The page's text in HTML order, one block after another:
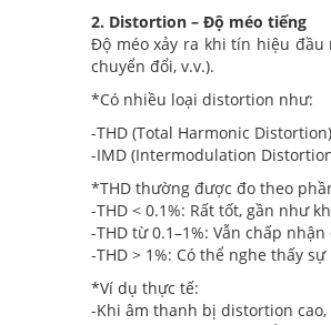
2. Distortion – Độ méo tiếng
Độ méo xảy ra khi tín hiệu
chuyển đổi, v.v.).
*Có nhiều loại distortion như:
-THD (Total Harmonic
-IMD (Intermodulation
*THD thường được đo theo
-THD < 0.1%: Rất tốt, gần như
-THD từ 0.1–1%: Vẫn chấp
-THD > 1%: Có thể nghe thấy
*Ví dụ thực tế:
-Khi âm thanh bị distortion